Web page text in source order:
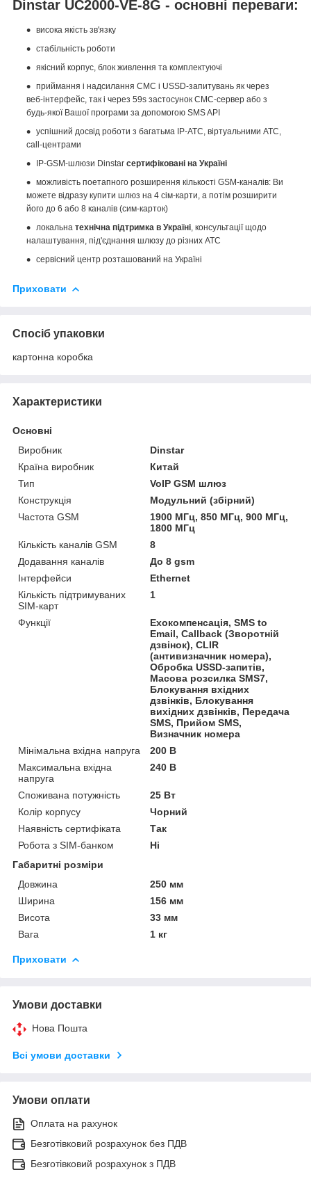
Dinstar UC2000-VE-8G - основні переваги:
висока якість зв'язку
стабільність роботи
якісний корпус, блок живлення та комплектуючі
приймання і надсилання СМС і USSD-запитувань як через
веб-інтерфейс, так і через 59s застосунок СМС-сервер або з
будь-якої Вашої програми за допомогою SMS API
успішний досвід роботи з багатьма IP-АТС, віртуальними АТС,
call-центрами
IP-GSM-шлюзи Dinstar сертифіковані на Україні
можливість поетапного розширення кількості GSM-каналів: Ви
можете відразу купити шлюз на 4 сім-карти, а потім розширити
його до 6 або 8 каналів (сим-карток)
локальна технічна підтримка в Україні , консультації щодо
налаштування, під'єднання шлюзу до різних АТС
сервісний центр розташований на Україні
Приховати
Спосіб упаковки
картонна коробка
Характеристики
Основні
Виробник
Dinstar
Країна виробник
Китай
Тип
VoIP GSM шлюз
Конструкція
Модульний (збірний)
Частота GSM
1900 МГц, 850 МГц, 900 МГц,
1800 МГц
Кількість каналів GSM
8
Додавання каналів
До 8 gsm
Інтерфейси
Ethernet
Кількість підтримуваних
SIM-карт
1
Функції
Ехокомпенсація, SMS to
Email, Callback (Зворотній
дзвінок), CLIR
(антивизначник номера),
Обробка USSD-запитів,
Масова розсилка SMS7,
Блокування вхідних
дзвінків, Блокування
вихідних дзвінків, Передача
SMS, Прийом SMS,
Визначник номера
Мінімальна вхідна напруга
200 В
Максимальна вхідна
напруга
240 В
Споживана потужність
25 Вт
Колір корпусу
Чорний
Наявність сертифіката
Так
Робота з SIM-банком
Ні
Габаритні розміри
Довжина
250 мм
Ширина
156 мм
Висота
33 мм
Вага
1 кг
Приховати
Умови доставки
Нова Пошта
Всі умови доставки
Умови оплати
Оплата на рахунок
Безготівковий розрахунок без ПДВ
Безготівковий розрахунок з ПДВ